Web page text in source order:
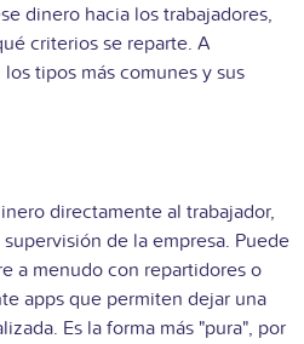
dinero hacia los trabajadores,
criterios se reparte. A
tipos más comunes y sus
directamente al trabajador,
de la empresa. Puede
a menudo con repartidores o
apps que permiten dejar una
Es la forma más "pura", por